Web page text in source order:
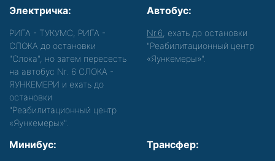
Электричка:
РИГА - ТУКУМС, РИГА -
СЛОКА до остановки
"Слока", но затем пересесть
на автобус Nr. 6 СЛОКА -
ЯУНКЕМЕРИ и ехать до
остановки
"Реабилитационный центр
«Яункемеры»".
Автобус:
Nr.6 , ехать до остановки
"Реабилитационный центр
«Яункемеры»".
Минибус: Трансфер: